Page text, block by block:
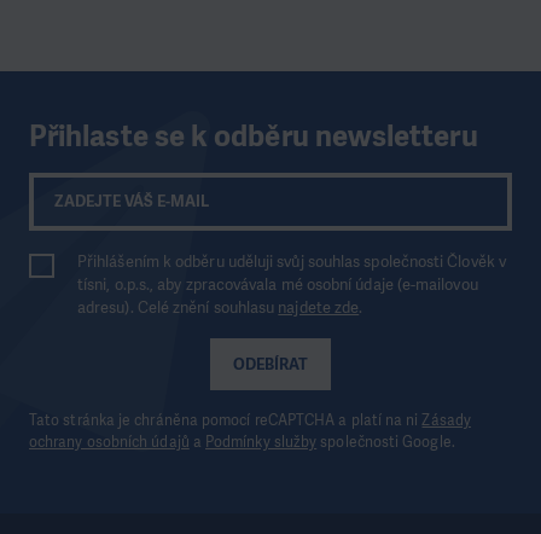
Přihlaste se k odběru newsletteru
ODEBÍRAT
Přihlášením k odběru uděluji svůj souhlas společnosti Člověk v
tísni, o.p.s., aby zpracovávala mé osobní údaje (e-mailovou
adresu). Celé znění souhlasu najdete zde.
Tato stránka je chráněna pomocí reCAPTCHA a platí na niZásady
ochrany osobních údajů a Podmínky služby společnosti Google.